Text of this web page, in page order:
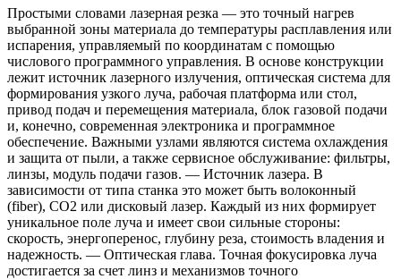
Простыми словами лазерная резка — это точный нагрев
выбранной зоны материала до температуры расплавления или
испарения, управляемый по координатам с помощью
числового программного управления. В основе конструкции
лежит источник лазерного излучения, оптическая система для
формирования узкого луча, рабочая платформа или стол,
привод подач и перемещения материала, блок газовой подачи
и, конечно, современная электроника и программное
обеспечение. Важными узлами являются система охлаждения
и защита от пыли, а также сервисное обслуживание: фильтры,
линзы, модуль подачи газов. — Источник лазера. В
зависимости от типа станка это может быть волоконный
(fiber), CO2 или дисковый лазер. Каждый из них формирует
уникальное поле луча и имеет свои сильные стороны:
скорость, энергоперенос, глубину реза, стоимость владения и
надежность. — Оптическая глава. Точная фокусировка луча
достигается за счет линз и механизмов точного